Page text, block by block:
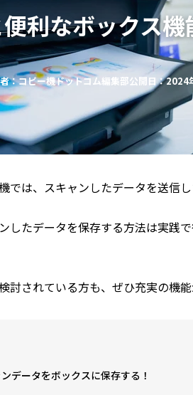
利なボックス
：コピー機ドットコム編集部公開日：2024
では、スキャンしたデータを送信
したデータを保存する方法は実践
討されている方も、ぜひ充実の機
データをボックスに保存する！